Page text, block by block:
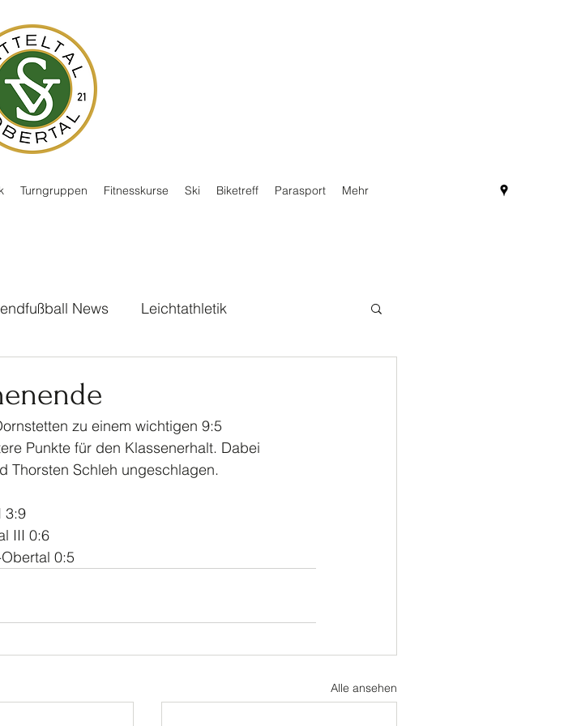
Turngruppen Fitnesskurse Ski Biketreff Parasport Mehr
News Leichtathletik
Bike
zu einem wichtigen 9:5
Punkte für den Klassenerhalt. Dabei
Thorsten Schleh ungeschlagen.
3:9
III 0:6
0:5
Alle ansehen